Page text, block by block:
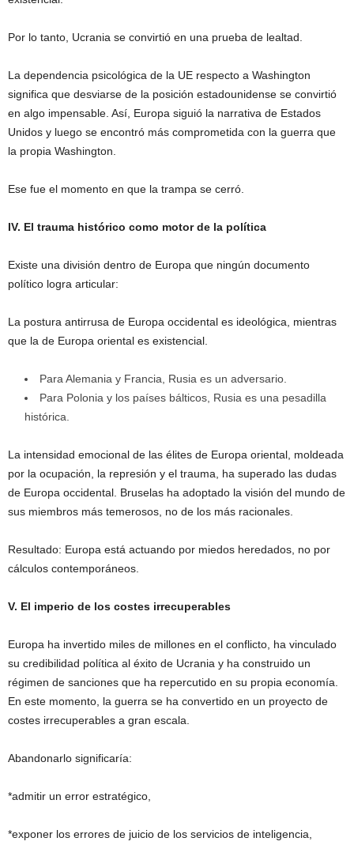
Por lo tanto, Ucrania se convirtió en una prueba de lealtad.
La dependencia psicológica de la UE respecto a Washington
significa que desviarse de la posición estadounidense se convirtió
en algo impensable. Así, Europa siguió la narrativa de Estados
Unidos y luego se encontró más comprometida con la guerra que
la propia Washington.
Ese fue el momento en que la trampa se cerró.
IV. El trauma histórico como motor de la política
Existe una división dentro de Europa que ningún documento
político logra articular:
La postura antirrusa de Europa occidental es ideológica, mientras
que la de Europa oriental es existencial.
Para Alemania y Francia, Rusia es un adversario.
Para Polonia y los países bálticos, Rusia es una pesadilla
histórica.
La intensidad emocional de las élites de Europa oriental, moldeada
por la ocupación, la represión y el trauma, ha superado las dudas
de Europa occidental. Bruselas ha adoptado la visión del mundo de
sus miembros más temerosos, no de los más racionales.
Resultado: Europa está actuando por miedos heredados, no por
cálculos contemporáneos.
V. El imperio de los costes irrecuperables
Europa ha invertido miles de millones en el conflicto, ha vinculado
su credibilidad política al éxito de Ucrania y ha construido un
régimen de sanciones que ha repercutido en su propia economía.
En este momento, la guerra se ha convertido en un proyecto de
costes irrecuperables a gran escala.
Abandonarlo significaría:
*admitir un error estratégico,
*exponer los errores de juicio de los servicios de inteligencia,